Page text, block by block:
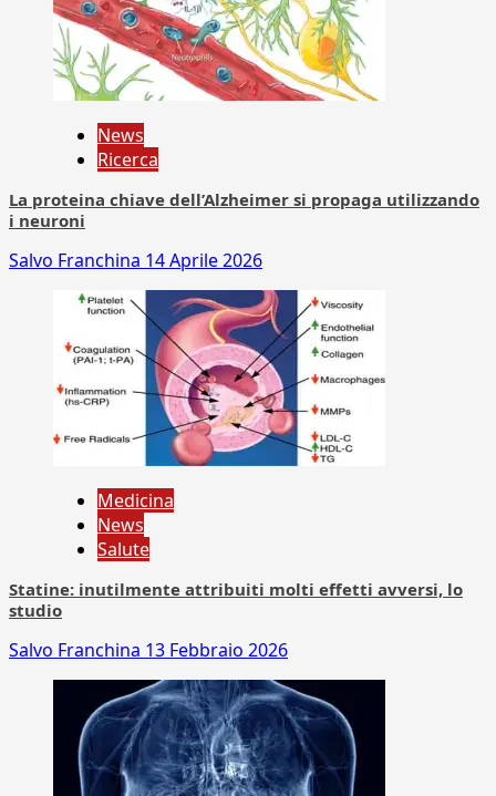
News
Ricerca
La proteina chiave dell’Alzheimer si propaga utilizzando
i neuroni
Salvo Franchina 14 Aprile 2026
Medicina
News
Salute
Statine: inutilmente attribuiti molti effetti avversi, lo
studio
Salvo Franchina 13 Febbraio 2026